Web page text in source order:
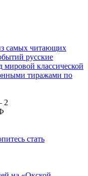
самых читающих
русские
мировой классической
тиражами по
2
стать